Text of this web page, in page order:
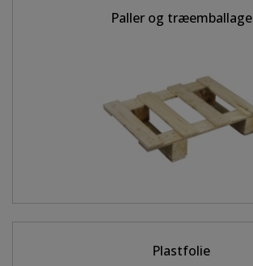
Paller og træemballage
Plastfolie